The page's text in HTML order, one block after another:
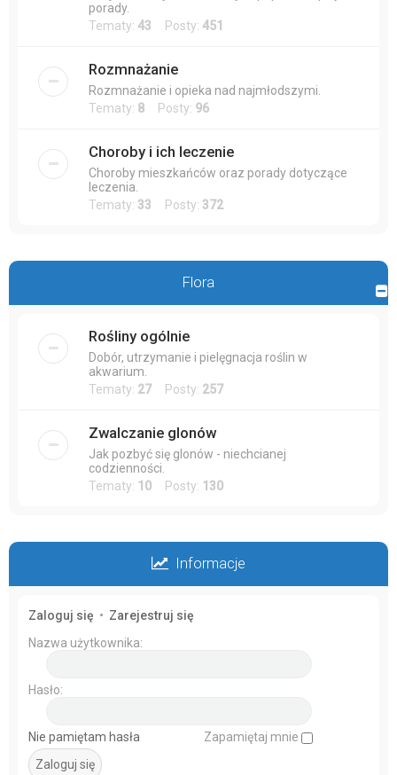
porady.
Tematy: 43 Posty: 451
Rozmnażanie
Rozmnażanie i opieka nad najmłodszymi.
Tematy: 8 Posty: 96
Choroby i ich leczenie
Choroby mieszkańców oraz porady dotyczące
leczenia.
Tematy: 33 Posty: 372
Flora
Rośliny ogólnie
Dobór, utrzymanie i pielęgnacja roślin w
akwarium.
Tematy: 27Posty: 257
Zwalczanie glonów
Jak pozbyć się glonów - niechcianej
codzienności.
Tematy: 10 Posty: 130
Informacje
Zaloguj się • Zarejestruj się
Nazwa użytkownika:
Hasło:
Nie pamiętam hasła Zapamiętaj mnie